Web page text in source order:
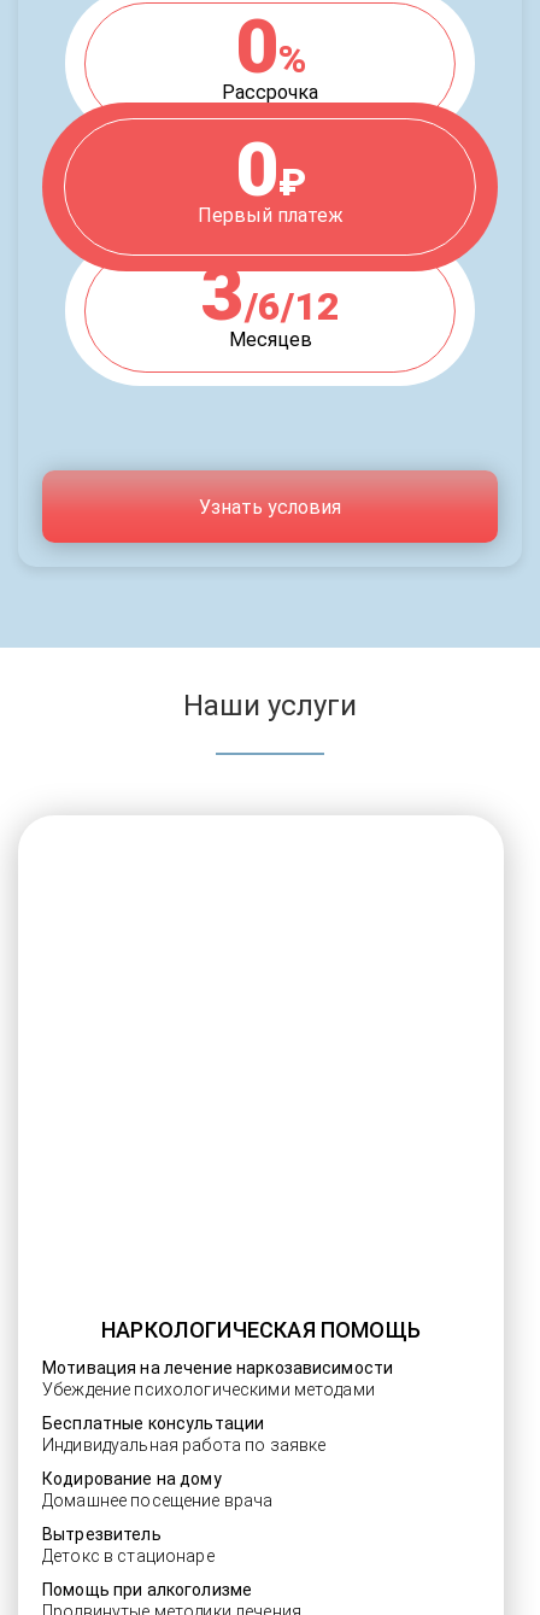
0%
Рассрочка
0₽
Первый платеж
3/6/12
Месяцев
Узнать условия
Наши услуги
НАРКОЛОГИЧЕСКАЯ ПОМОЩЬ
Мотивация на лечение наркозависимости
Убеждение психологическими методами
Бесплатные консультации
Индивидуальная работа по заявке
Кодирование на дому
Домашнее посещение врача
Вытрезвитель
Детокс в стационаре
Помощь при алкоголизме